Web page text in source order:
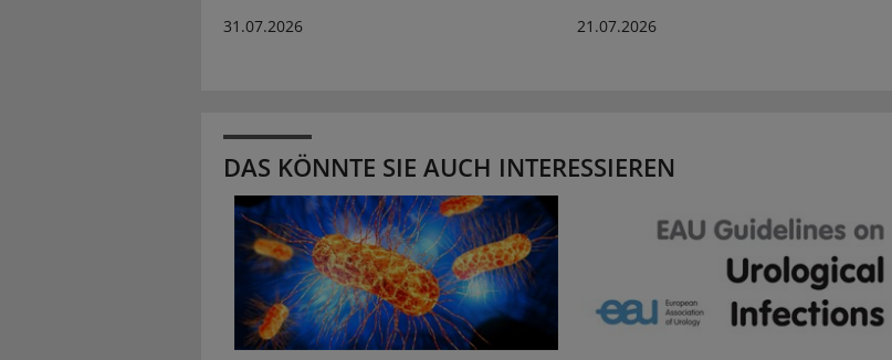
31.07.2026 21.07.2026
DAS KÖNNTE SIE AUCH INTERESSIEREN